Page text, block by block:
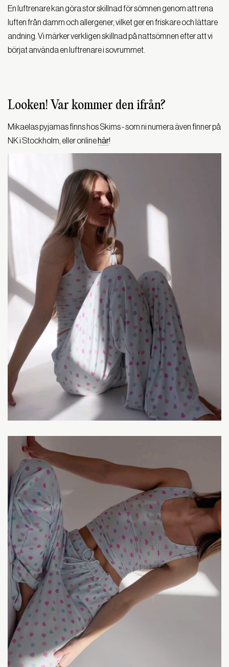
En luftrenare kan göra stor skillnad för sömnen genom att rena
luften från damm och allergener, vilket ger en friskare och lättare
andning. Vi märker verkligen skillnad på nattsömnen efter att vi
börjat använda en luftrenare i sovrummet.
Looken! Var kommer den ifrån?
Mikaelas pyjamas finns hos Skims - som ni numera även finner på
NK i Stockholm, eller online här!